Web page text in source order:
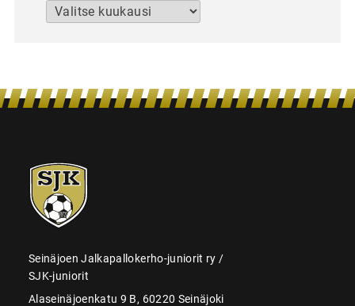
Arkistot
SJK-
juniorit
Seinäjoen Jalkapallokerho-juniorit ry /
SJK-juniorit
Alaseinäjoenkatu 9 B, 60220 Seinäjoki